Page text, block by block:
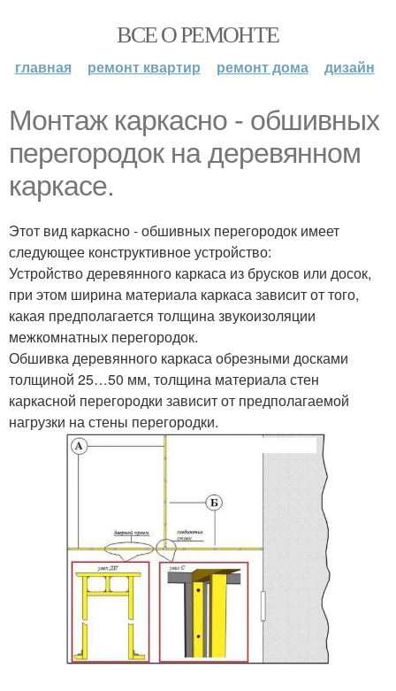
ВСЕ О РЕМОНТЕ
главная ремонт квартир ремонт дома дизайн
Монтаж каркасно - обшивных
перегородок на деревянном
каркасе.
Этот вид каркасно - обшивных перегородок имеет
следующее конструктивное устройство:
Устройство деревянного каркаса из брусков или досок,
при этом ширина материала каркаса зависит от того,
какая предполагается толщина звукоизоляции
межкомнатных перегородок.
Обшивка деревянного каркаса обрезными досками
толщиной 25…50 мм, толщина материала стен
каркасной перегородки зависит от предполагаемой
нагрузки на стены перегородки.